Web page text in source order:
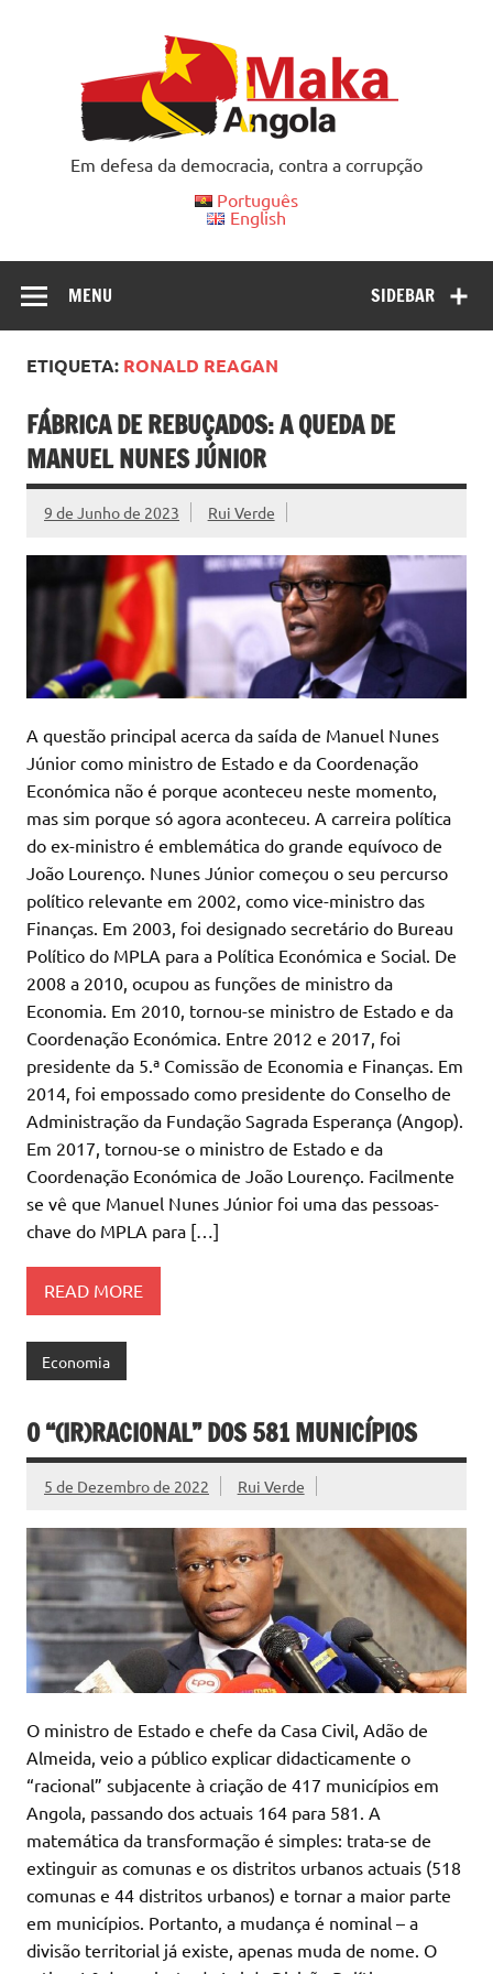
Em defesa da democracia, contra a corrupção
Português
English
SIDEBAR
MENU
ETIQUETA: RONALD REAGAN
FÁBRICA DE REBUÇADOS: A QUEDA DE
MANUEL NUNES JÚNIOR
9 de Junho de 2023 Rui Verde
A questão principal acerca da saída de Manuel Nunes
Júnior como ministro de Estado e da Coordenação
Económica não é porque aconteceu neste momento,
mas sim porque só agora aconteceu. A carreira política
do ex-ministro é emblemática do grande equívoco de
João Lourenço. Nunes Júnior começou o seu percurso
político relevante em 2002, como vice-ministro das
Finanças. Em 2003, foi designado secretário do Bureau
Político do MPLA para a Política Económica e Social. De
2008 a 2010, ocupou as funções de ministro da
Economia. Em 2010, tornou-se ministro de Estado e da
Coordenação Económica. Entre 2012 e 2017, foi
presidente da 5.ª Comissão de Economia e Finanças. Em
2014, foi empossado como presidente do Conselho de
Administração da Fundação Sagrada Esperança (Angop).
Em 2017, tornou-se o ministro de Estado e da
Coordenação Económica de João Lourenço. Facilmente
se vê que Manuel Nunes Júnior foi uma das pessoas-
chave do MPLA para […]
READ MORE
Economia
O “(IR)RACIONAL” DOS 581 MUNICÍPIOS
5 de Dezembro de 2022 Rui Verde
O ministro de Estado e chefe da Casa Civil, Adão de
Almeida, veio a público explicar didacticamente o
“racional” subjacente à criação de 417 municípios em
Angola, passando dos actuais 164 para 581. A
matemática da transformação é simples: trata-se de
extinguir as comunas e os distritos urbanos actuais (518
comunas e 44 distritos urbanos) e tornar a maior parte
em municípios. Portanto, a mudança é nominal – a
divisão territorial já existe, apenas muda de nome. O